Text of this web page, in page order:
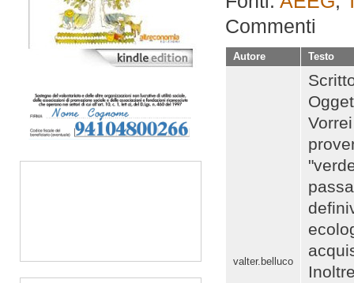
Commenti
Autore Testo
valter.belluco